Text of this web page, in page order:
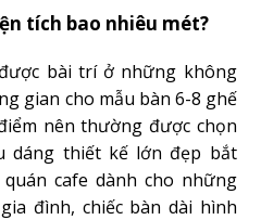
tích bao nhiêu mét?
bài trí ở những không
gian cho mẫu bàn 6-8 ghế
nên thường được chọn
dáng thiết kế lớn đẹp bắt
cafe dành cho những
đình, chiếc bàn dài hình